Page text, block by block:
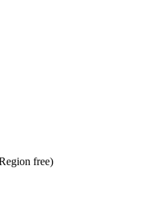
free)